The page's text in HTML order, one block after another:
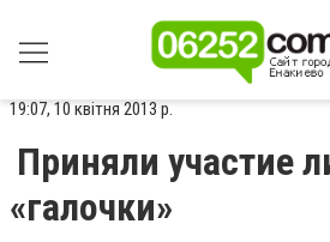
19:07, 10 квітня 2013 р.
Приняли участие
«галочки»